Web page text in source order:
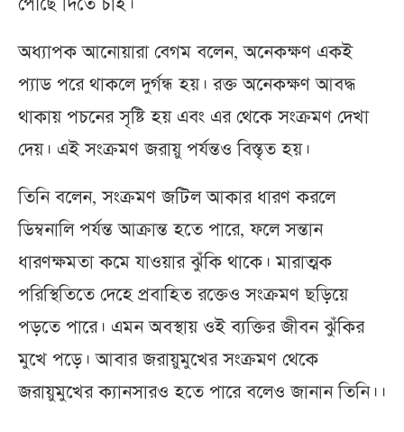
পৌঁছে দিতে চাই।
অধ্যাপক আনোয়ারা বেগম বলেন, অনেকক্ষণ একই
প্যাড পরে থাকলে দুর্গন্ধ হয়। রক্ত অনেকক্ষণ আবদ্ধ
থাকায় পচনের সৃষ্টি হয় এবং এর থেকে সংক্রমণ দেখা
দেয়। এই সংক্রমণ জরায়ু পর্যন্তও বিস্তৃত হয়।
তিনি বলেন, সংক্রমণ জটিল আকার ধারণ করলে
ডিম্বনালি পর্যন্ত আক্রান্ত হতে পারে, ফলে সন্তান
ধারণক্ষমতা কমে যাওয়ার ঝুঁকি থাকে। মারাত্মক
পরিস্থিতিতে দেহে প্রবাহিত রক্তেও সংক্রমণ ছড়িয়ে
পড়তে পারে। এমন অবস্থায় ওই ব্যক্তির জীবন ঝুঁকির
মুখে পড়ে। আবার জরায়ুমুখের সংক্রমণ থেকে
জরায়ুমুখের ক্যানসারও হতে পারে বলেও জানান তিনি।।